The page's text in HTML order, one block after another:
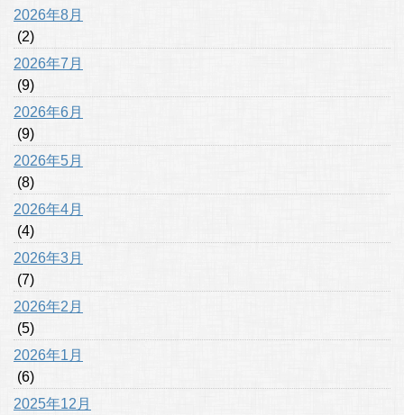
2026年8月
(2)
2026年7月
(9)
2026年6月
(9)
2026年5月
(8)
2026年4月
(4)
2026年3月
(7)
2026年2月
(5)
2026年1月
(6)
2025年12月